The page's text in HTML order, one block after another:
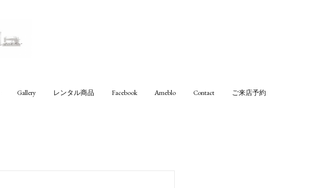
Gallery レンタル商品 Facebook Ameblo Contact ご来店予約